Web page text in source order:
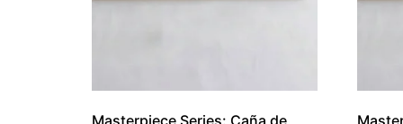
Masterpiece Series: Caña de